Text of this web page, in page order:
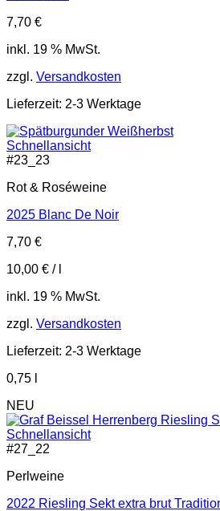
7,70 €
inkl. 19 % MwSt.
zzgl. Versandkosten
Lieferzeit: 2-3 Werktage
Schnellansicht
#23_23
Rot & Roséweine
2025 Blanc De Noir
7,70 €
10,00 € /
inkl. 19 % MwSt.
zzgl. Versandkosten
Lieferzeit: 2-3 Werktage
0,75
NEU
Schnellansicht
#27_22
Perlweine
2022 Riesling Sekt extra brut